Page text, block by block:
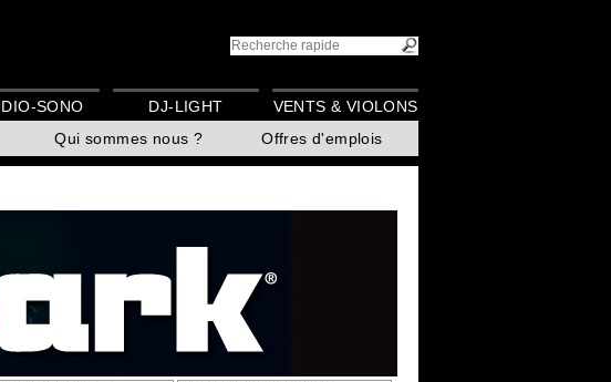
Qui sommes nous ? Offres d'emplois
SONO DJ-LIGHT VENTS & VIOLONS